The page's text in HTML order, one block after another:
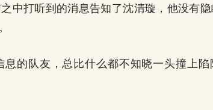
中打听到的消息告知了沈清璇，他没有
的队友，总比什么都不知晓一头撞上陷